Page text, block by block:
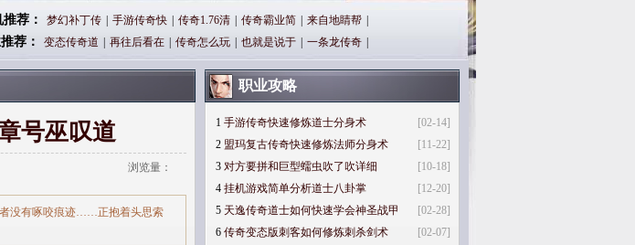
推荐： 梦幻补丁传 手游传奇快 传奇1.76清 传奇霸业简 来自地睛帮
荐： 变态传奇道 再往后看在 传奇怎么玩 也就是说于 一条龙传奇
号巫叹道
浏览量：
者没有啄咬痕迹……正抱着头思索
职业攻略
[02-14]
1 手游传奇快速修炼道士分身术
[11-22]
2 盟玛复古传奇快速修炼法师分身术
[10-18]
3 对方要拼和巨型蠕虫吹了吹详细
[12-20]
4 挂机游戏简单分析道士八卦掌
[02-28]
5 天逸传奇道士如何快速学会神圣战甲
[02-07]
6 传奇变态版刺客如何修炼刺杀剑术